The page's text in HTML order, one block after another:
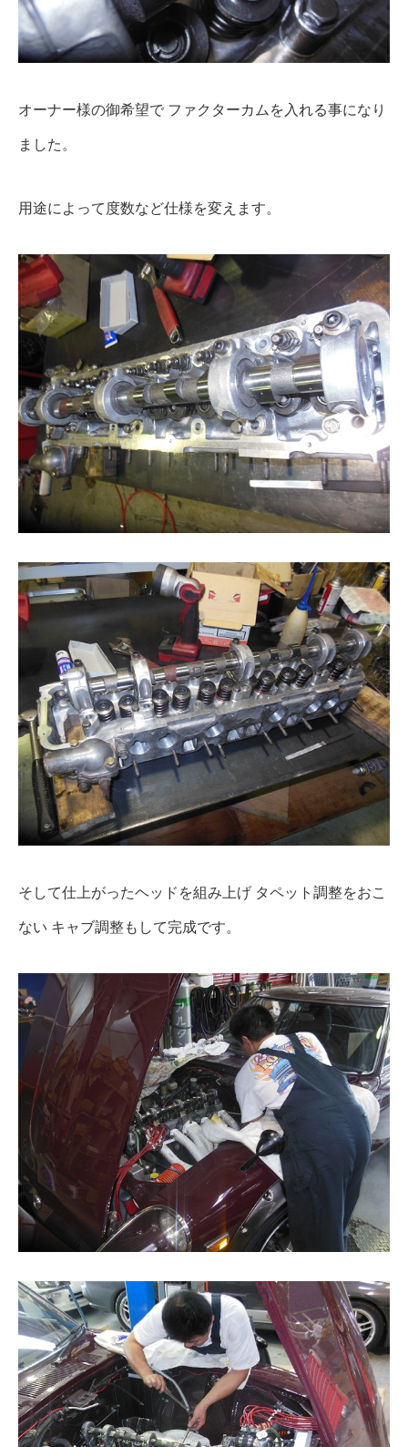
オーナー様の御希望で ファクターカムを入れる事になり
ました。
用途によって度数など仕様を変えます。
そして仕上がったヘッドを組み上げ タペット調整をおこ
ない キャブ調整もして完成です。